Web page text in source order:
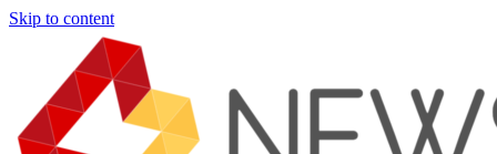
Skip to content